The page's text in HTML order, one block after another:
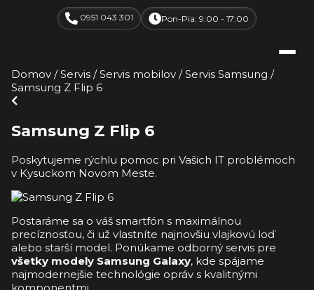
0951 043 301 Pon-Pia: 9:00 - 17:00
Domov / Servis / Servis mobilov / Servis Samsung /
Samsung Z Flip 6
Samsung Z Flip 6
Poskytujeme rýchlu pomoc pri Vašich IT problémoch
v Kysuckom Novom Meste.
Postaráme sa o váš smartfón s maximálnou
precíznosťou, či už vlastníte najnovšiu vlajkovú loď
alebo starší model. Ponúkame odborný servis pre
všetky modely Samsung Galaxy, kde spájame
najmodernejšie technológie opráv s kvalitnými